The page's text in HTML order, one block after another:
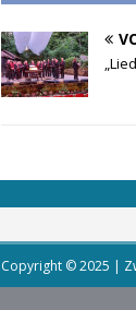
Copyright © 2025 |